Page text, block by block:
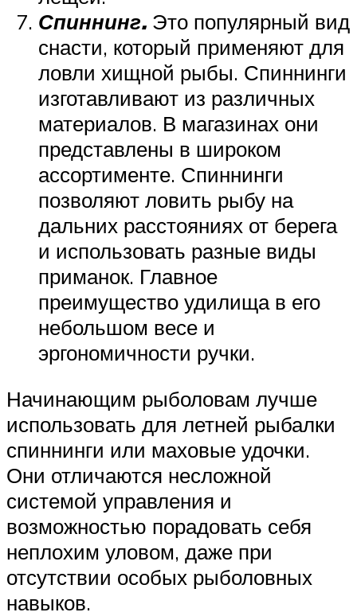
Спиннинг. Это популярный вид
снасти, который применяют для
ловли хищной рыбы. Спиннинги
изготавливают из различных
материалов. В магазинах они
представлены в широком
ассортименте. Спиннинги
позволяют ловить рыбу на
дальних расстояниях от берега
и использовать разные виды
приманок. Главное
преимущество удилища в его
небольшом весе и
эргономичности ручки.
Начинающим рыболовам лучше
использовать для летней рыбалки
спиннинги или маховые удочки.
Они отличаются несложной
системой управления и
возможностью порадовать себя
неплохим уловом, даже при
отсутствии особых рыболовных
навыков.